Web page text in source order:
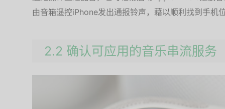
由音箱遥控iPhone发出通报铃声，藉以顺利找到手机
2.2 确认可应用的音乐串流服务